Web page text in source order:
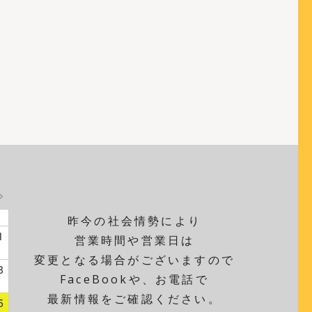
昨今の社会情勢により
営業時間や営業日は
変更となる場合がございますので
FaceBookや、お電話で
最新情報をご確認ください。